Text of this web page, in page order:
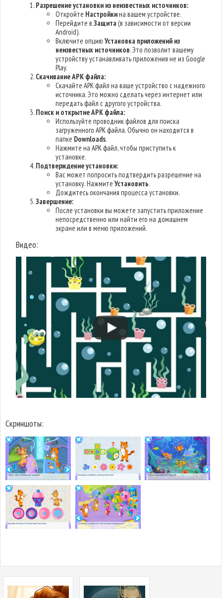
Разрешение установки из неизвестных источников:
Откройте Настройкина вашем устройстве.
Перейдите вЗащита(в зависимости от версии
Android).
Включите опциюУстановка приложений из
неизвестных источников. Это позволит вашему
устройству устанавливать приложения не из Google
Play.
Скачивание APK файла:
Скачайте APK файл на ваше устройство с надежного
источника. Это можно сделать через интернет или
передать файл с другого устройства.
Поиск и открытие APK файла:
Используйте проводник файлов для поиска
загруженного APK файла. Обычно он находится в
папке Downloads.
Нажмите на APK файл, чтобы приступить к
установке.
Подтверждение установки:
Вас может попросить подтвердить разрешение на
установку. НажмитеУстановить.
Дождитесь окончания процесса установки.
Завершение:
После установки вы можете запустить приложение
непосредственно или найти его на домашнем
экране или в меню приложений.
Видео:
Скриншоты: